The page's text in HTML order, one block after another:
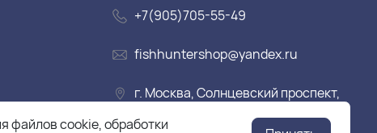
+7(905)705-55-49
fishhuntershop@yandex.ru
г. Москва, Солнцевский проспект,
файлов cookie, обработки